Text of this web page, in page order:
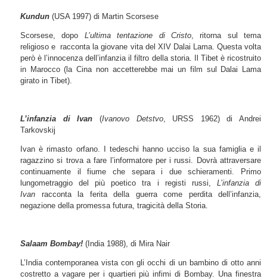
Kundun (USA 1997) di Martin Scorsese
Scorsese, dopo L’ultima tentazione di Cristo, ritorna sul tema
religioso e racconta la giovane vita del XIV Dalai Lama. Questa volta
però è l’innocenza dell’infanzia il filtro della storia. Il Tibet è ricostruito
in Marocco (la Cina non accetterebbe mai un film sul Dalai Lama
girato in Tibet).
L’infanzia di Ivan (Ivanovo Detstvo, URSS 1962) di Andrei
Tarkovskij
Ivan è rimasto orfano. I tedeschi hanno ucciso la sua famiglia e il
ragazzino si trova a fare l’informatore per i russi. Dovrà attraversare
continuamente il fiume che separa i due schieramenti. Primo
lungometraggio del più poetico tra i registi russi, L’infanzia di
Ivan racconta la ferita della guerra come perdita dell’infanzia,
negazione della promessa futura, tragicità della Storia.
Salaam Bombay! (India 1988), di Mira Nair
L’India contemporanea vista con gli occhi di un bambino di otto anni
costretto a vagare per i quartieri più infimi di Bombay. Una finestra